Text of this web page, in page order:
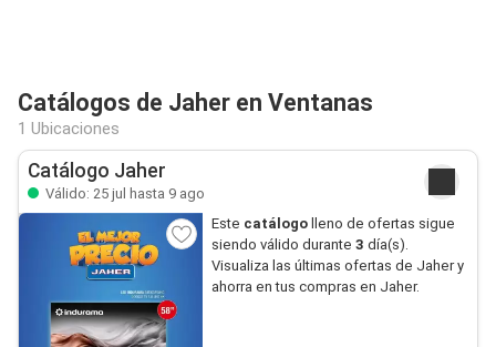
Catálogos de Jaher en Ventanas
1 Ubicaciones
Catálogo Jaher
Válido: 25 jul hasta 9 ago
Este catálogo lleno de ofertas sigue
siendo válido durante 3 día(s).
Visualiza las últimas ofertas de Jaher y
ahorra en tus compras en Jaher.